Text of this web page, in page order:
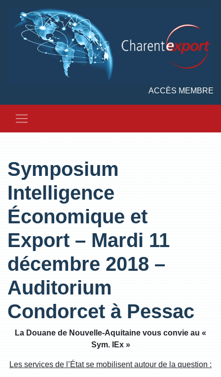
ACCÈS MEMBRE
Symposium
Intelligence
Économique et
Export – Mardi 11
décembre 2018 –
Auditorium
Condorcet à Pessac
La Douane de Nouvelle-Aquitaine vous convie au «
Sym. IEx »
Les services de l’État se mobilisent autour de la question :